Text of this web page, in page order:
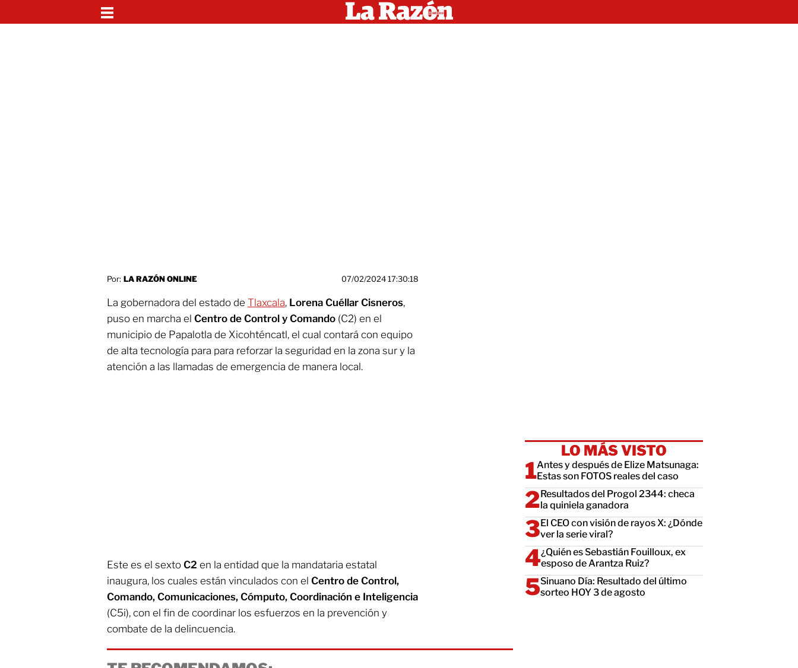
Por: LA RAZÓN ONLINE 07/02/2024 17:30:18
La gobernadora del estado de Tlaxcala, Lorena Cuéllar Cisneros,
puso en marcha el Centro de Control y Comando (C2) en el
municipio de Papalotla de Xicohténcatl, el cual contará con equipo
de alta tecnología para para reforzar la seguridad en la zona sur y la
atención a las llamadas de emergencia de manera local.
Este es el sexto C2 en la entidad que la mandataria estatal
inaugura, los cuales están vinculados con el Centro de Control,
Comando, Comunicaciones, Cómputo, Coordinación e Inteligencia
(C5i), con el fin de coordinar los esfuerzos en la prevención y
combate de la delincuencia.
LO MÁS VISTO
Antes y después de Elize Matsunaga:
Estas son FOTOS reales del caso
Resultados del Progol 2344: checa
la quiniela ganadora
El CEO con visión de rayos X: ¿Dónde
ver la serie viral?
¿Quién es Sebastián Fouilloux, ex
esposo de Arantza Ruiz?
Sinuano Día: Resultado del último
sorteo HOY 3 de agosto